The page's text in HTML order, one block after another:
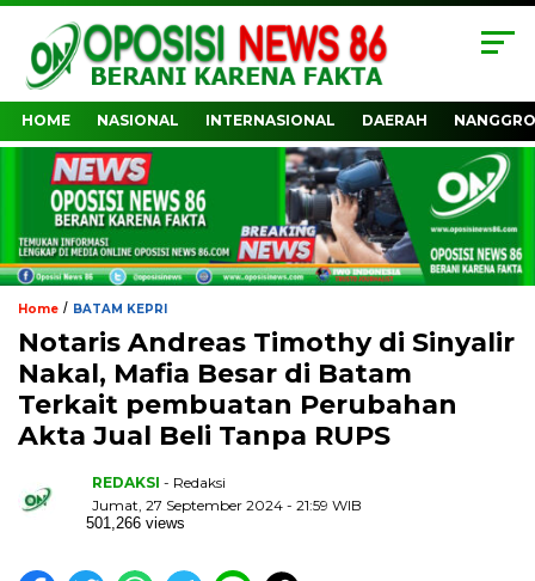
HOME NASIONAL INTERNASIONAL DAERAH
Home / BATAM KEPRI
Notaris Andreas Timothy di Sinyalir
Nakal, Mafia Besar di Batam
Terkait pembuatan Perubahan
Akta Jual Beli Tanpa RUPS
REDAKSI - Redaksi
Jumat, 27 September 2024 - 21:59 WIB
501,266 views